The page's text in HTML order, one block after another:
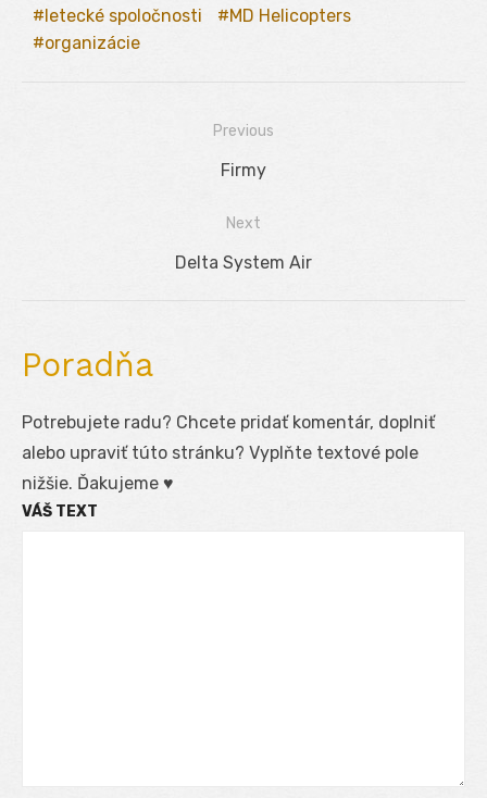
letecké spoločnosti
MD Helicopters
organizácie
Previous
Previous
Firmy
Next
Next
Delta System Air
Poradňa
Potrebujete radu? Chcete pridať komentár, doplniť
alebo upraviť túto stránku? Vyplňte textové pole
nižšie. Ďakujeme ♥
VÁŠ TEXT